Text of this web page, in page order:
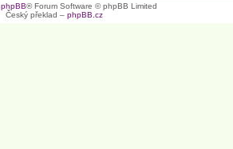
phpBB® Forum Software © phpBB Limited
Český překlad – phpBB.cz